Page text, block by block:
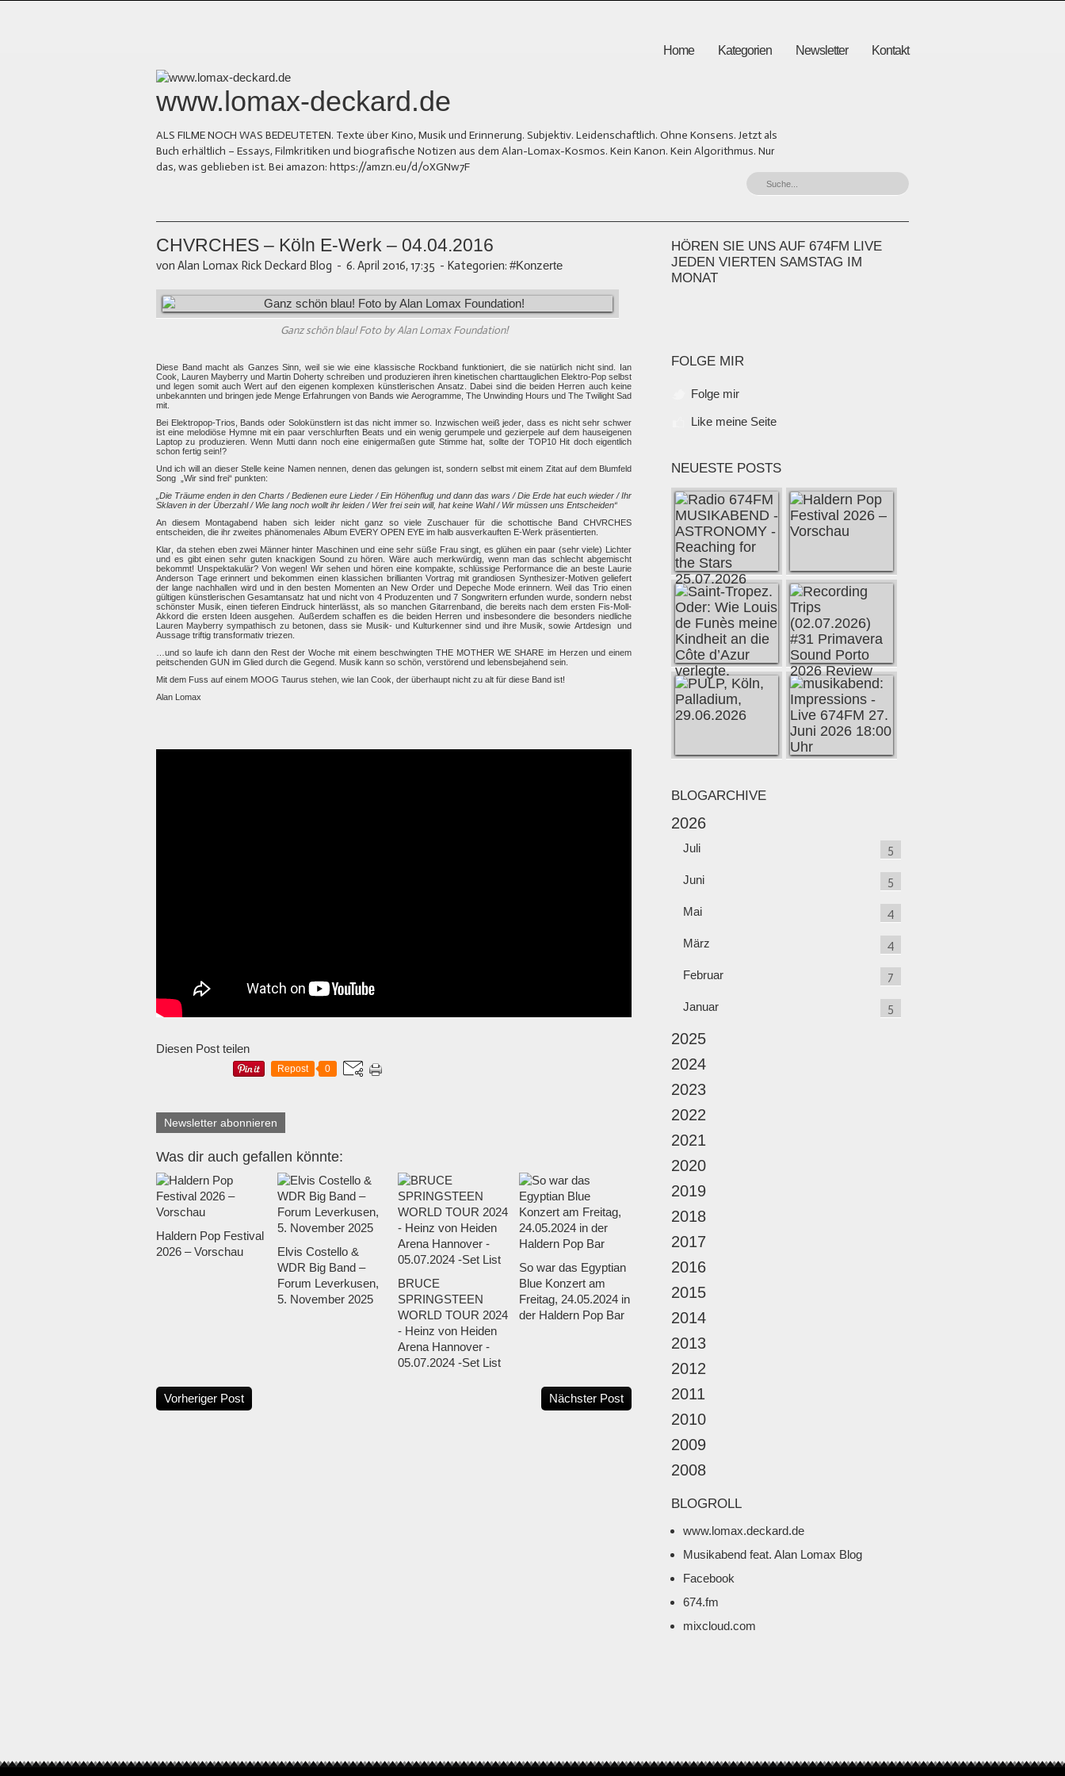
Home Kategorien Newsletter Kontakt
www.lomax-deckard.de
ALS FILME NOCH WAS BEDEUTETEN. Texte über Kino, Musik und Erinnerung. Subjektiv. Leidenschaftlich. Ohne Konsens. Jetzt als
Buch erhältlich – Essays, Filmkritiken und biografische Notizen aus dem Alan-Lomax-Kosmos. Kein Kanon. Kein Algorithmus. Nur
das, was geblieben ist. Bei amazon: https://amzn.eu/d/0XGNw7F
CHVRCHES – Köln E-Werk – 04.04.2016
von Alan Lomax Rick Deckard Blog - 6. April 2016, 17:35 - Kategorien: #Konzerte
Ganz schön blau! Foto by Alan Lomax Foundation!
Diese Band macht als Ganzes Sinn, weil sie wie eine klassische Rockband funktioniert, die sie natürlich nicht sind. Ian
Cook, Lauren Mayberry und Martin Doherty schreiben und produzieren ihren kinetischen charttauglichen Elektro-Pop selbst
und legen somit auch Wert auf den eigenen komplexen künstlerischen Ansatz. Dabei sind die beiden Herren auch keine
unbekannten und bringen jede Menge Erfahrungen von Bands wie Aerogramme, The Unwinding Hours und The Twilight Sad
mit.
Bei Elektropop-Trios, Bands oder Solokünstlern ist das nicht immer so. Inzwischen weiß jeder, dass es nicht sehr schwer
ist eine melodiöse Hymne mit ein paar verschlurften Beats und ein wenig gerumpele und gezierpele auf dem hauseigenen
Laptop zu produzieren. Wenn Mutti dann noch eine einigermaßen gute Stimme hat, sollte der TOP10 Hit doch eigentlich
schon fertig sein!?
Und ich will an dieser Stelle keine Namen nennen, denen das gelungen ist, sondern selbst mit einem Zitat auf dem Blumfeld
Song „Wir sind frei“ punkten:
„Die Träume enden in den Charts / Bedienen eure Lieder / Ein Höhenflug und dann das wars / Die Erde hat euch wieder / Ihr
Sklaven in der Überzahl / Wie lang noch wollt ihr leiden / Wer frei sein will, hat keine Wahl / Wir müssen uns Entscheiden“
An diesem Montagabend haben sich leider nicht ganz so viele Zuschauer für die schottische Band CHVRCHES
entscheiden, die ihr zweites phänomenales Album EVERY OPEN EYE im halb ausverkauften E-Werk präsentierten.
Klar, da stehen eben zwei Männer hinter Maschinen und eine sehr süße Frau singt, es glühen ein paar (sehr viele) Lichter
und es gibt einen sehr guten knackigen Sound zu hören. Wäre auch merkwürdig, wenn man das schlecht abgemischt
bekommt! Unspektakulär? Von wegen! Wir sehen und hören eine kompakte, schlüssige Performance die an beste Laurie
Anderson Tage erinnert und bekommen einen klassichen brillianten Vortrag mit grandiosen Synthesizer-Motiven geliefert
der lange nachhallen wird und in den besten Momenten an New Order und Depeche Mode erinnern. Weil das Trio einen
gültigen künstlerischen Gesamtansatz hat und nicht von 4 Produzenten und 7 Songwritern erfunden wurde, sondern nebst
schönster Musik, einen tieferen Eindruck hinterlässt, als so manchen Gitarrenband, die bereits nach dem ersten Fis-Moll-
Akkord die ersten Ideen ausgehen. Außerdem schaffen es die beiden Herren und insbesondere die besonders niedliche
Lauren Mayberry sympathisch zu betonen, dass sie Musik- und Kulturkenner sind und ihre Musik, sowie Artdesign und
Aussage triftig transformativ triezen.
…und so laufe ich dann den Rest der Woche mit einem beschwingten THE MOTHER WE SHARE im Herzen und einem
peitschenden GUN im Glied durch die Gegend. Musik kann so schön, verstörend und lebensbejahend sein.
Mit dem Fuss auf einem MOOG Taurus stehen, wie Ian Cook, der überhaupt nicht zu alt für diese Band ist!
Alan Lomax
Diesen Post teilen
Repost 0
Newsletter abonnieren
Was dir auch gefallen könnte:
Haldern Pop Festival
2026 – Vorschau
Elvis Costello &
WDR Big Band –
Forum Leverkusen,
5. November 2025
BRUCE
SPRINGSTEEN
WORLD TOUR 2024
- Heinz von Heiden
Arena Hannover -
05.07.2024 -Set List
So war das Egyptian
Blue Konzert am
Freitag, 24.05.2024 in
der Haldern Pop Bar
Vorheriger Post Nächster Post
HÖREN SIE UNS AUF 674FM LIVE
JEDEN VIERTEN SAMSTAG IM
MONAT
FOLGE MIR
Folge mir
Like meine Seite
NEUESTE POSTS
BLOGARCHIVE
2026
Juli 5
Juni 5
Mai 4
März 4
Februar 7
Januar 5
2025
2024
2023
2022
2021
2020
2019
2018
2017
2016
2015
2014
2013
2012
2011
2010
2009
2008
BLOGROLL
www.lomax.deckard.de
Musikabend feat. Alan Lomax Blog
Facebook
674.fm
mixcloud.com